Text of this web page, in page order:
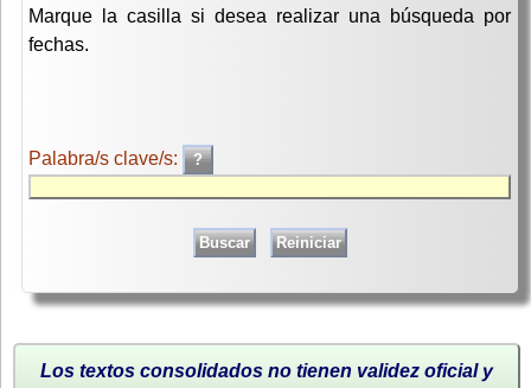
Marque la casilla si desea realizar una búsqueda por
fechas.
Palabra/s clave/s:
Los textos consolidados no tienen validez oficial y